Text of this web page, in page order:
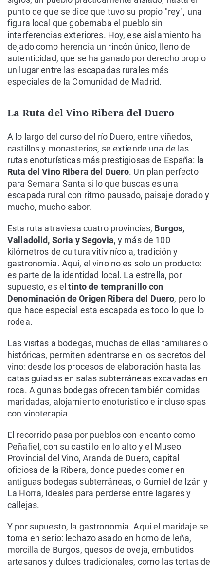
punto de que se dice que tuvo su propio "rey", una
figura local que gobernaba el pueblo sin
interferencias exteriores. Hoy, ese aislamiento ha
dejado como herencia un rincón único, lleno de
autenticidad, que se ha ganado por derecho propio
un lugar entre las escapadas rurales más
especiales de la Comunidad de Madrid.
La Ruta del Vino Ribera del Duero
A lo largo del curso del río Duero, entre viñedos,
castillos y monasterios, se extiende una de las
rutas enoturísticas más prestigiosas de España: l a
Ruta del Vino Ribera del Duero. Un plan perfecto
para Semana Santa si lo que buscas es una
escapada rural con ritmo pausado, paisaje dorado y
mucho, mucho sabor.
Esta ruta atraviesa cuatro provincias, Burgos,
Valladolid, Soria y Segovia, y más de 100
kilómetros de cultura vitivinícola, tradición y
gastronomía. Aquí, el vino no es solo un producto:
es parte de la identidad local. La estrella, por
supuesto, es eltinto de tempranillo con
Denominación de Origen Ribera del Duero, pero lo
que hace especial esta escapada es todo lo que lo
rodea.
Las visitas a bodegas, muchas de ellas familiares o
históricas, permiten adentrarse en los secretos del
vino: desde los procesos de elaboración hasta las
catas guiadas en salas subterráneas excavadas en
roca. Algunas bodegas ofrecen también comidas
maridadas, alojamiento enoturístico e incluso spas
con vinoterapia.
El recorrido pasa por pueblos con encanto como
Peñafiel, con su castillo en lo alto y el Museo
Provincial del Vino, Aranda de Duero, capital
oficiosa de la Ribera, donde puedes comer en
antiguas bodegas subterráneas, o Gumiel de Izán y
La Horra, ideales para perderse entre lagares y
callejas.
Y por supuesto, la gastronomía. Aquí el maridaje se
toma en serio: lechazo asado en horno de leña,
morcilla de Burgos, quesos de oveja, embutidos
artesanos y dulces tradicionales, como las tortas de